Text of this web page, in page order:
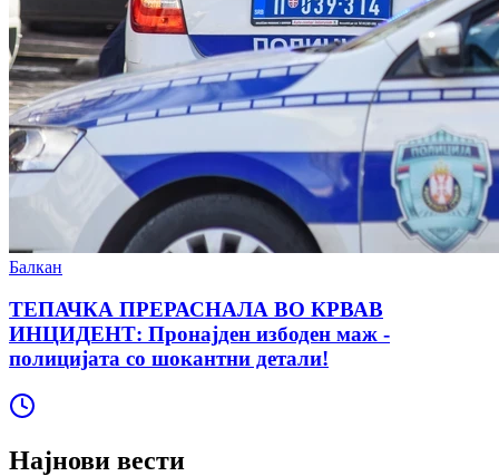
Балкан
ТЕПАЧКА ПРЕРАСНАЛА ВО КРВАВ
ИНЦИДЕНТ: Пронајден избоден маж -
полицијата со шокантни детали!
Најнови вести